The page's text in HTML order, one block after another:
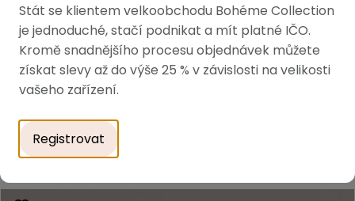
Stát se klientem velkoobchodu Bohéme Collection
je jednoduché, stačí podnikat a mít platné IČO.
Kromě snadnějšího procesu objednávek můžete
získat slevy až do výše 25 % v závislosti na velikosti
vašeho zařízení.
Registrovat